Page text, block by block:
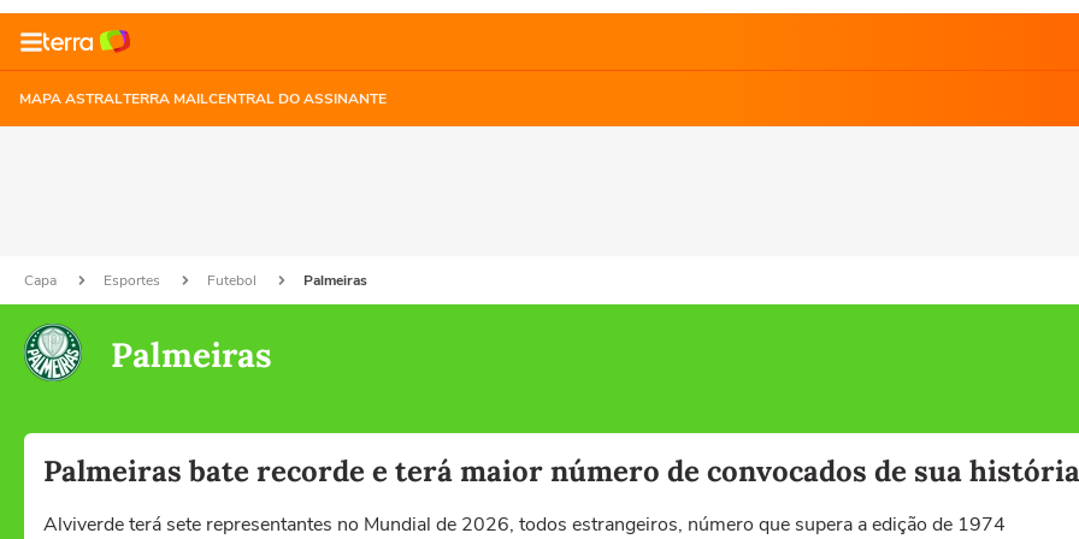
MAPA ASTRALTERRA MAILCENTRAL DO ASSINANTE
Capa Esportes Futebol Palmeiras
Palmeiras
Palmeiras bate recorde e terá maior número de convocados de sua história
Alviverde terá sete representantes no Mundial de 2026, todos estrangeiros, número que supera a edição de 1974